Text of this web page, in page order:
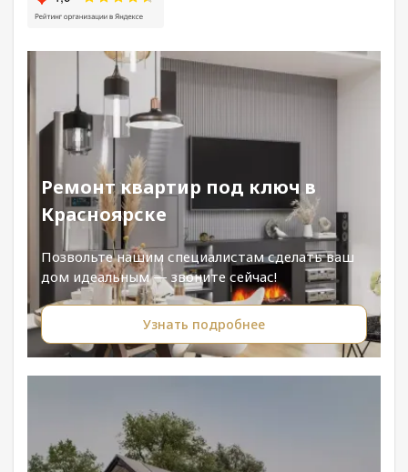
Ремонт квартир под ключ в
Красноярске
Позвольте нашим специалистам сделать ваш
дом идеальным — звоните сейчас!
Узнать подробнее